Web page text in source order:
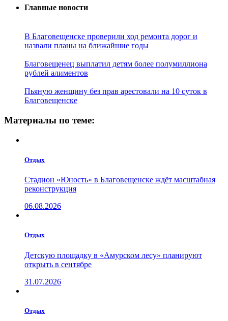
Главные новости
В Благовещенске проверили ход ремонта дорог и
назвали планы на ближайшие годы
Благовещенец выплатил детям более полумиллиона
рублей алиментов
Пьяную женщину без прав арестовали на 10 суток в
Благовещенске
Материалы по теме:
Отдых
Стадион «Юность» в Благовещенске ждёт масштабная
реконструкция
06.08.2026
Отдых
Детскую площадку в «Амурском лесу» планируют
открыть в сентябре
31.07.2026
Отдых